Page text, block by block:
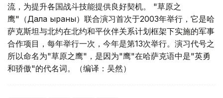
流，为提升各国战斗技能提供良好契机。 "草原之
鹰"（Дала қыраны）联合演习首次于2003年举行，它是哈
萨克斯坦与北约在北约和平伙伴关系计划框架下实施的军事
合作项目，每年举行一次，今年是第13次举行。演习代号之
所以命名为"草原之鹰"，是因为"鹰"在哈萨克语中是"英勇
和骄傲"的代名词。（编译：吴然）